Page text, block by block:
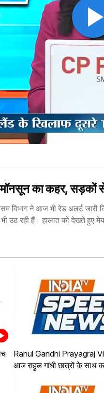
का कहर, सड़कों से
विभाग ने आज भी रेड अलर्ट
उठ रही हैं। हालात को देखते हुए
Rahul Gandhi Prayagraj
आज राहुल गांधी छात्रों के साथ